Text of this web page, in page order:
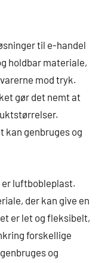
til e-handel
holdbar materiale,
mod tryk.
gør det nemt at
kan genbruges og
er luftbobleplast.
der kan give en
er let og fleksibelt,
forskellige
og